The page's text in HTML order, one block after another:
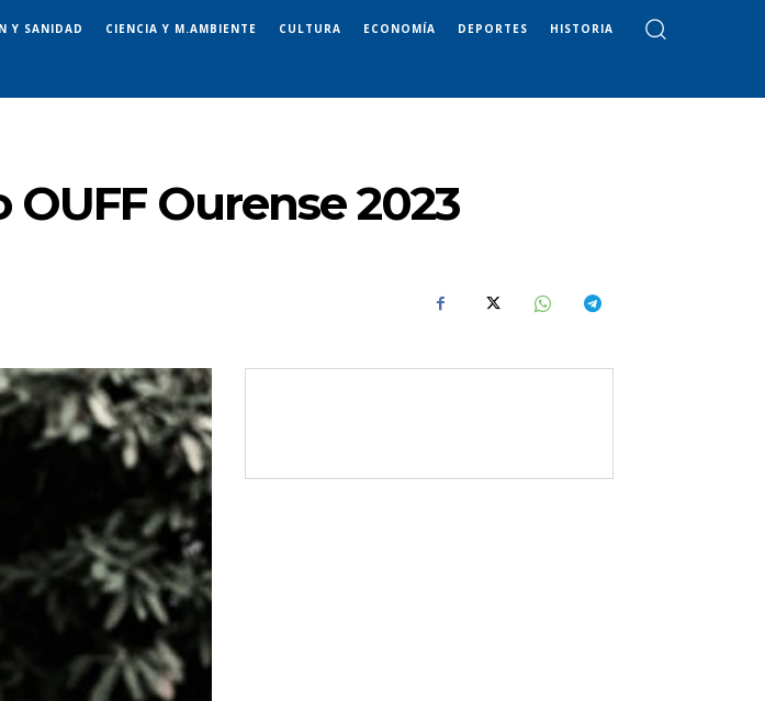
Y SANIDAD CIENCIA Y M.AMBIENTE CULTURA ECONOMÍA DEPORTES HISTORIA
Ourense 2023